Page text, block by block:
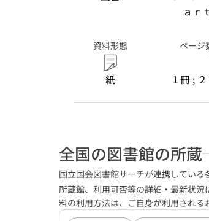
ａｒ
資料形態
紙
ページ
１冊 ;
全国の図書館の所蔵
国立国会図書館サーチが連携している
所蔵館、利用可否等の詳細・最新状
料の利用方法は、ご自身が利用され